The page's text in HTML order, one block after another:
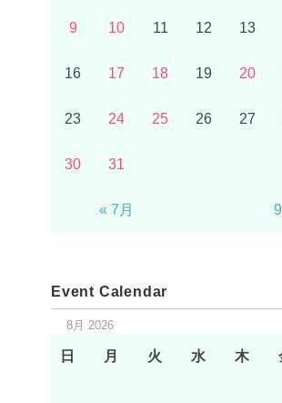
9 10 11 12 13
16 17 18 19 20
23 24 25 26 27
30 31
« 7月
Event Calendar
8月 2026
日 月 火 水 木